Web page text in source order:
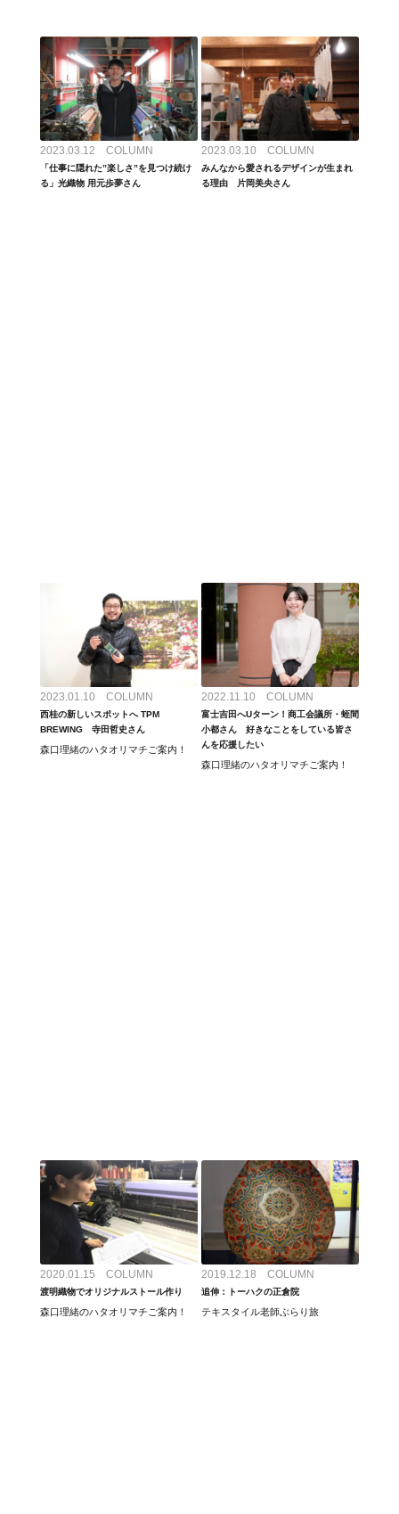
2023.03.12 COLUMN
「仕事に隠れた”楽しさ”を見つけ続け
る」光織物 用元歩夢さん
2023.03.10 COLUMN
みんなから愛されるデザインが生まれ
る理由 片岡美央さん
2023.01.10 COLUMN
西桂の新しいスポットへ TPM
BREWING 寺田哲史さん
森口理緒のハタオリマチご案内！
2022.11.10 COLUMN
富士吉田へUターン！商工会議所・蛭間
小都さん 好きなことをしている皆さ
んを応援したい
森口理緒のハタオリマチご案内！
2020.01.15 COLUMN
渡明織物でオリジナルストール作り
森口理緒のハタオリマチご案内！
2019.12.18 COLUMN
追伸：トーハクの正倉院
テキスタイル老師ぶらり旅